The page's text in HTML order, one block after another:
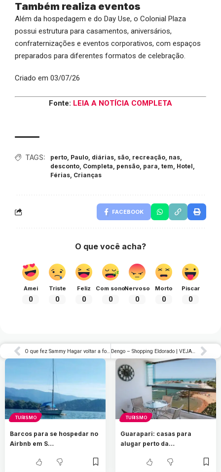
Também realiza eventos
Além da hospedagem e do Day Use, o Colonial Plaza
possui estrutura para casamentos, aniversários,
confraternizações e eventos corporativos, com espaços
preparados para diferentes formatos de celebração.
Criado em 03/07/26
Fonte: LEIA A NOTÍCIA COMPLETA
TAGS: perto, Paulo, diárias, são, recreação, nas,
desconto, Completa, pensão, para, tem, Hotel,
Férias, Crianças
FACEBOOK
O que você acha?
Amei
0
Triste
0
Feliz
0
Com sono
0
Nervoso
0
Morto
0
Piscar
0
O que fez Sammy Hagar voltar a focar em músicas do Van Halen ao vivo Dengo – Shopping Eldorado | VEJA SÃO PAULO
TURISMO
Barcos para se hospedar no
Airbnb em S…
TURISMO
Guarapari: casas para
alugar perto da…